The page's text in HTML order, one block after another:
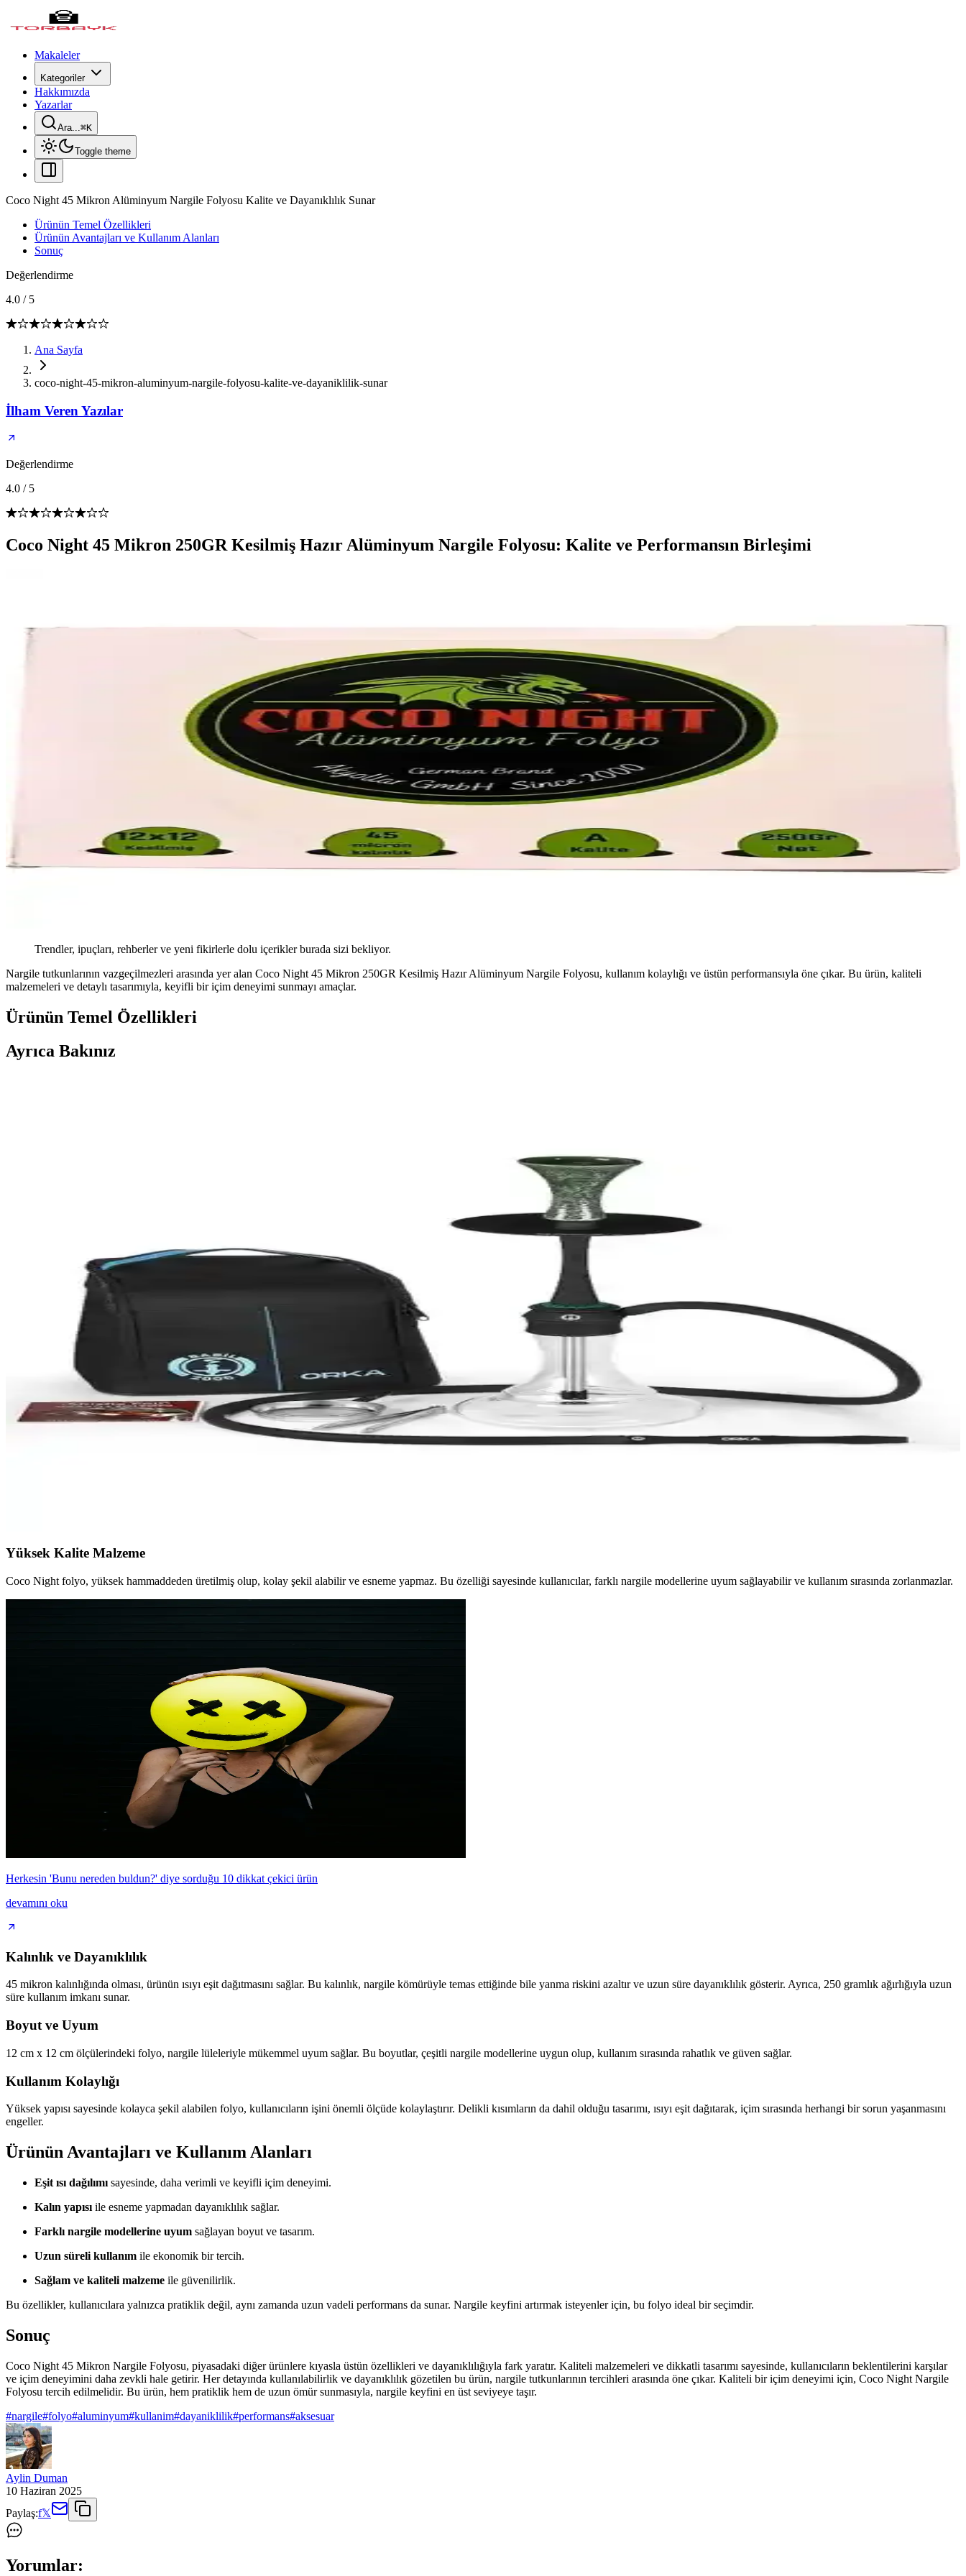
Makaleler
Kategoriler
Hakkımızda
Yazarlar
Ara...⌘K
Toggle theme
Coco Night 45 Mikron Alüminyum Nargile Folyosu Kalite ve Dayanıklılık Sunar
Ürünün Temel Özellikleri
Ürünün Avantajları ve Kullanım Alanları
Sonuç
Değerlendirme
4.0 / 5
Ana Sayfa
coco-night-45-mikron-aluminyum-nargile-folyosu-kalite-ve-dayaniklilik-sunar
İlham Veren Yazılar
Değerlendirme
4.0 / 5
Coco Night 45 Mikron 250GR Kesilmiş Hazır Alüminyum Nargile Folyosu: Kalite ve Performansın Birleşimi
Trendler, ipuçları, rehberler ve yeni fikirlerle dolu içerikler burada sizi bekliyor.
Nargile tutkunlarının vazgeçilmezleri arasında yer alan Coco Night 45 Mikron 250GR Kesilmiş Hazır Alüminyum Nargile Folyosu, kullanım kolaylığı ve üstün performansıyla öne çıkar. Bu ürün, kaliteli
malzemeleri ve detaylı tasarımıyla, keyifli bir içim deneyimi sunmayı amaçlar.
Ürünün Temel Özellikleri
Ayrıca Bakınız
Buzlu Nargile Marpucu, sıcak havalarda ferahlatıcı ve kolay kullanımlı buz kapsülleriyle nargile keyfini artıran yenilikçi bir aksesuar. Dayanıklılık ve kullanım rahatlığı sunar.
Yanaryılzı Nargile Közlüğü: Modern Tasarımı ve Fonksiyonelliğiyle Nargile Deneyimini Geliştirir
Modern tasarımı ve duman kontrol özelliğiyle yanaryılzı nargile közlüğü, kullanıcıların deneyimini iyileştirir ve enerji tasarrufu sağlar.
Akarsu Küçük Boy Nargile Takımı: Kompakt ve Dayanıklı Tasarımıyla Pratik Kullanım
Akarsu küçük boy nargile takımı, dayanıklı paslanmaz çelik malzemesi ve kompakt tasarımıyla ev ve seyahatlerde kullanım için ideal. Set halinde, kolay taşınabilir ve temizliği pratik.
Coco Night ve Eds Kefo Elektrikli Kömür Yakma Makinesi Karşılaştırması
İki popüler nargile kömür yakma makinesi olan Coco Night taşınabilir közlük ve Eds Kefo galvaniz elektrikli ocak arasındaki temel farklar ve özellikler detaylı olarak inceleniyor.
Coco Night ve DarkCloud Nargile Közlükleri Karşılaştırması: Hangi Ürün Daha İyi
İki popüler nargile közlüğü olan Coco Night ve DarkCloud'un özellikleri, kullanıcı yorumları ve karşılaştırmasıyla en uygun seçimi yapın.
Venom Warm Ring Hmd Kaloud: Dayanıklı ve Fonksiyonel Nargile Aksesuarı
Yüksek Kalite Malzeme
Coco Night folyo, yüksek hammaddeden üretilmiş olup, kolay şekil alabilir ve esneme yapmaz. Bu özelliği sayesinde kullanıcılar, farklı nargile modellerine uyum sağlayabilir ve kullanım sırasında zorlanmazlar.
Herkesin 'Bunu nereden buldun?' diye sorduğu 10 dikkat çekici ürün
devamını oku
Kalınlık ve Dayanıklılık
45 mikron kalınlığında olması, ürünün ısıyı eşit dağıtmasını sağlar. Bu kalınlık, nargile kömürüyle temas ettiğinde bile yanma riskini azaltır ve uzun süre dayanıklılık gösterir. Ayrıca, 250 gramlık ağırlığıyla uzun
süre kullanım imkanı sunar.
Boyut ve Uyum
12 cm x 12 cm ölçülerindeki folyo, nargile lüleleriyle mükemmel uyum sağlar. Bu boyutlar, çeşitli nargile modellerine uygun olup, kullanım sırasında rahatlık ve güven sağlar.
Kullanım Kolaylığı
Yüksek yapısı sayesinde kolayca şekil alabilen folyo, kullanıcıların işini önemli ölçüde kolaylaştırır. Delikli kısımların da dahil olduğu tasarımı, ısıyı eşit dağıtarak, içim sırasında herhangi bir sorun yaşanmasını
engeller.
Ürünün Avantajları ve Kullanım Alanları
Eşit ısı dağılımı sayesinde, daha verimli ve keyifli içim deneyimi.
Kalın yapısı ile esneme yapmadan dayanıklılık sağlar.
Farklı nargile modellerine uyum sağlayan boyut ve tasarım.
Uzun süreli kullanım ile ekonomik bir tercih.
Sağlam ve kaliteli malzeme ile güvenilirlik.
Bu özellikler, kullanıcılara yalnızca pratiklik değil, aynı zamanda uzun vadeli performans da sunar. Nargile keyfini artırmak isteyenler için, bu folyo ideal bir seçimdir.
Sonuç
Coco Night 45 Mikron Nargile Folyosu, piyasadaki diğer ürünlere kıyasla üstün özellikleri ve dayanıklılığıyla fark yaratır. Kaliteli malzemeleri ve dikkatli tasarımı sayesinde, kullanıcıların beklentilerini karşılar
ve içim deneyimini daha zevkli hale getirir. Her detayında kullanılabilirlik ve dayanıklılık gözetilen bu ürün, nargile tutkunlarının tercihleri arasında öne çıkar. Kaliteli bir içim deneyimi için, Coco Night Nargile
Folyosu tercih edilmelidir. Bu ürün, hem pratiklik hem de uzun ömür sunmasıyla, nargile keyfini en üst seviyeye taşır.
#nargile#folyo#aluminyum#kullanim#dayaniklilik#performans#aksesuar
Aylin Duman
10 Haziran 2025
Paylaş:f𝕏
Yorumlar: